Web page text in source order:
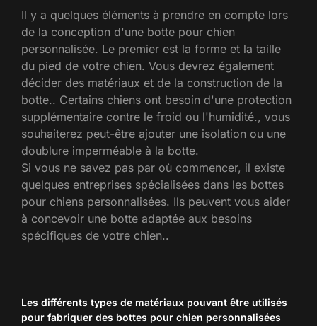
Il y a quelques éléments à prendre en compte lors
de la conception d'une botte pour chien
personnalisée. Le premier est la forme et la taille
du pied de votre chien. Vous devrez également
décider des matériaux et de la construction de la
botte.. Certains chiens ont besoin d'une protection
supplémentaire contre le froid ou l'humidité., vous
souhaiterez peut-être ajouter une isolation ou une
doublure imperméable à la botte.
Si vous ne savez pas par où commencer, il existe
quelques entreprises spécialisées dans les bottes
pour chiens personnalisées. Ils peuvent vous aider
à concevoir une botte adaptée aux besoins
spécifiques de votre chien..
Les différents types de matériaux pouvant être utilisés
pour fabriquer des bottes pour chien personnalisées